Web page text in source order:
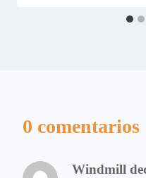
0 comentarios
Windmill